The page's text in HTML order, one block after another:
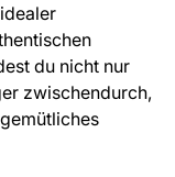
du nicht nur
zwischendurch,